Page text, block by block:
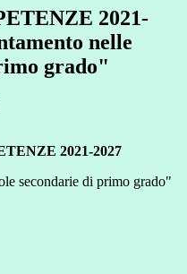
2021-
nelle
grado"
2021-2027
secondarie di primo grado"